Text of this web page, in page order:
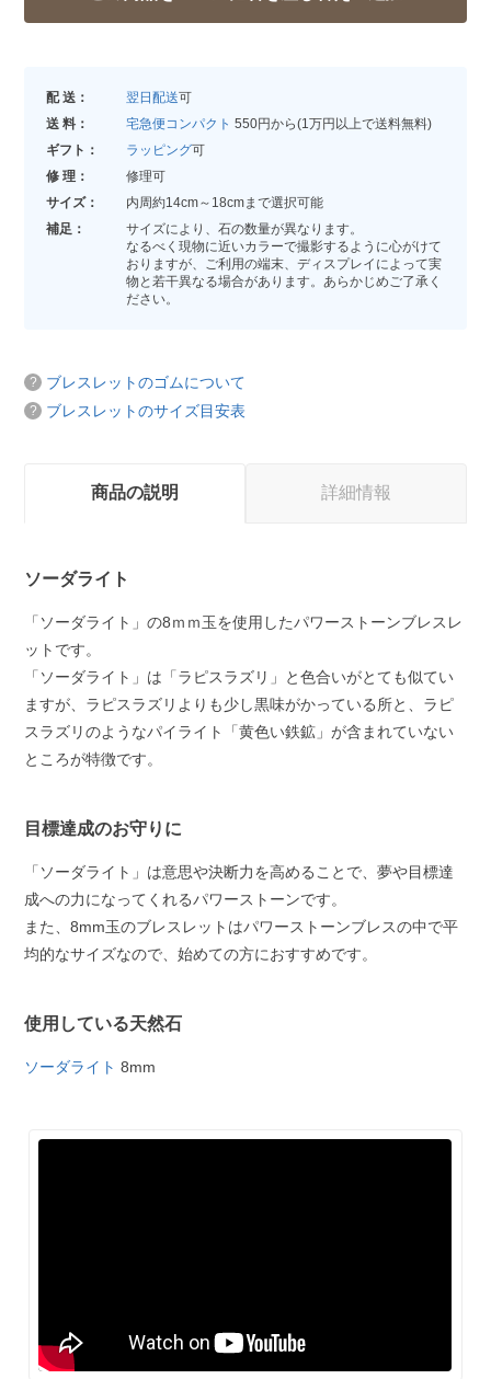
配 送： 翌日配送可
送 料：
宅急便コンパクト 550円から(1万円以上で送料無料)
ギフト：
ラッピング可
修 理：
修理可
サイズ：
内周約14cm～18cmまで選択可能
補足：
サイズにより、石の数量が異なります。
なるべく現物に近いカラーで撮影するように心がけて
おりますが、ご利用の端末、ディスプレイによって実
物と若干異なる場合があります。あらかじめご了承く
ださい。
ブレスレットのゴムについて
ブレスレットのサイズ目安表
商品の説明 詳細情報
ソーダライト
「ソーダライト」の8ｍｍ玉を使用したパワーストーンブレスレ
ットです。
「ソーダライト」は「ラピスラズリ」と色合いがとても似てい
ますが、ラピスラズリよりも少し黒味がかっている所と、ラピ
スラズリのようなパイライト「黄色い鉄鉱」が含まれていない
ところが特徴です。
目標達成のお守りに
「ソーダライト」は意思や決断力を高めることで、夢や目標達
成への力になってくれるパワーストーンです。
また、8mm玉のブレスレットはパワーストーンブレスの中で平
均的なサイズなので、始めての方におすすめです。
使用している天然石
ソーダライト 8mm